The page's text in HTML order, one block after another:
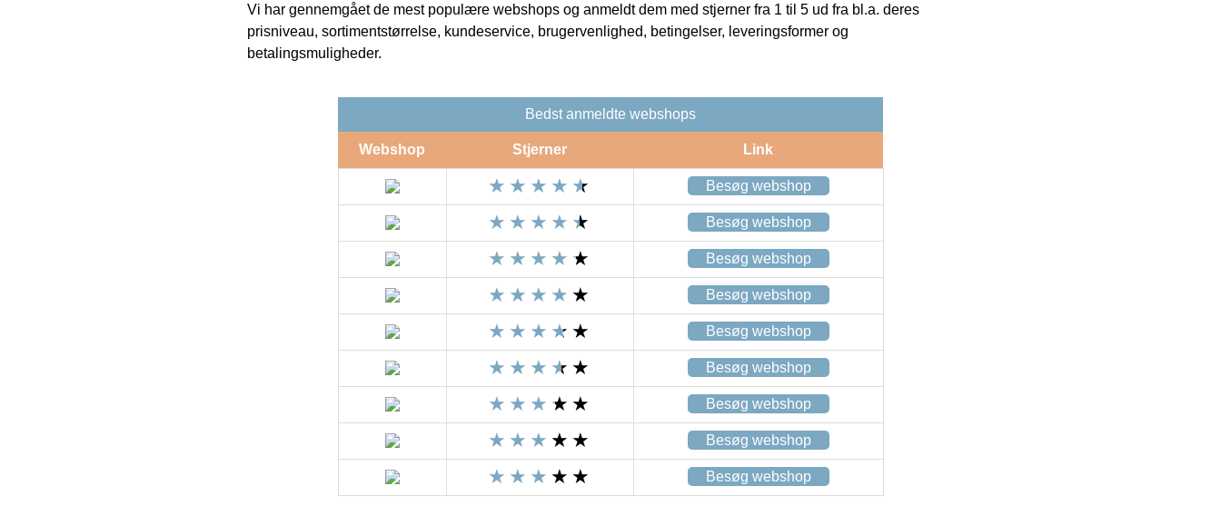
Vi har gennemgået de mest populære webshops og anmeldt dem med stjerner fra 1 til 5 ud fra bl.a. deres
prisniveau, sortimentstørrelse, kundeservice, brugervenlighed, betingelser, leveringsformer og
betalingsmuligheder.
Bedst anmeldte webshops
Webshop Stjerner Link
Besøg webshop
Besøg webshop
Besøg webshop
Besøg webshop
Besøg webshop
Besøg webshop
Besøg webshop
Besøg webshop
Besøg webshop